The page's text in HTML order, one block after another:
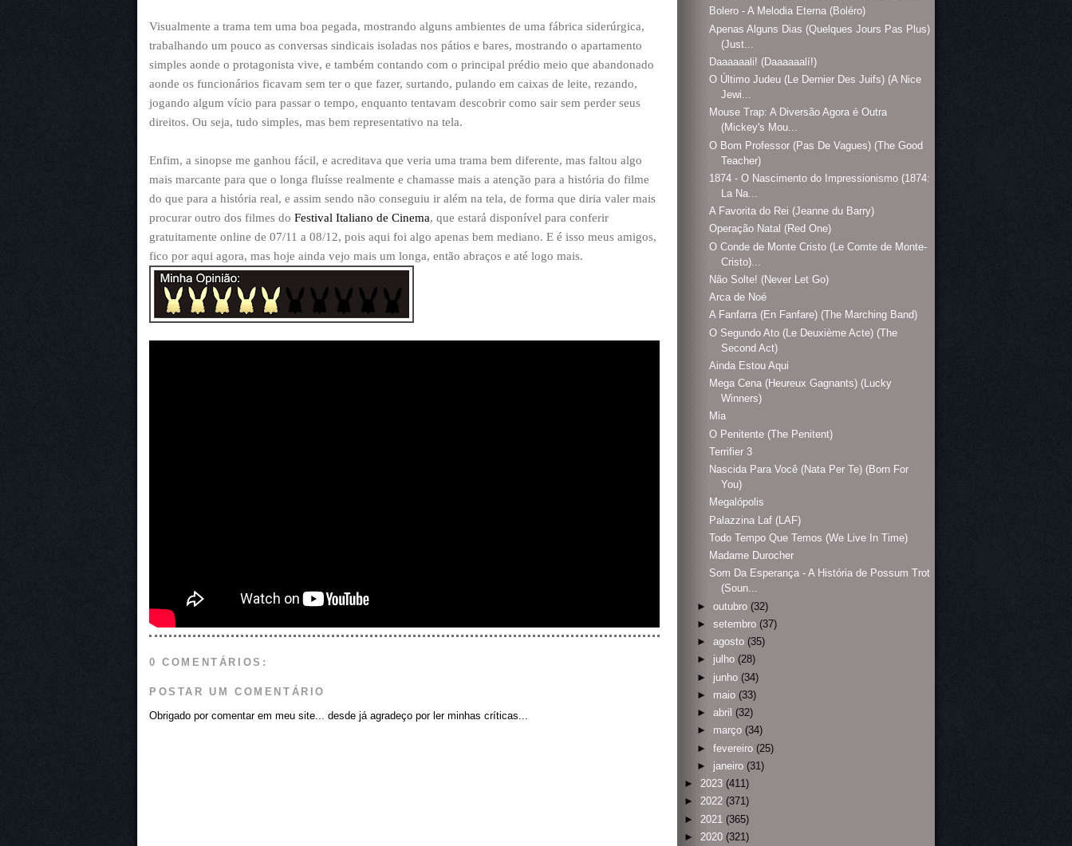
Visualmente a trama tem uma boa pegada, mostrando alguns ambientes de uma fábrica siderúrgica,
trabalhando um pouco as conversas sindicais isoladas nos pátios e bares, mostrando o apartamento
simples aonde o protagonista vive, e também contando com o principal prédio meio que abandonado
aonde os funcionários ficavam sem ter o que fazer, surtando, pulando em caixas de leite, rezando,
jogando algum vício para passar o tempo, enquanto tentavam descobrir como sair sem perder seus
direitos. Ou seja, tudo simples, mas bem representativo na tela.
Enfim, a sinopse me ganhou fácil, e acreditava que veria uma trama bem diferente, mas faltou algo
mais marcante para que o longa fluísse realmente e chamasse mais a atenção para a história do filme
do que para a história real, e assim sendo não conseguiu ir além na tela, de forma que diria valer mais
procurar outro dos filmes do Festival Italiano de Cinema, que estará disponível para conferir
gratuitamente online de 07/11 a 08/12, pois aqui foi algo apenas bem mediano. E é isso meus amigos,
fico por aqui agora, mas hoje ainda vejo mais um longa, então abraços e até logo mais.
0 COMENTÁRIOS:
POSTAR UM COMENTÁRIO
Obrigado por comentar em meu site... desde já agradeço por ler minhas críticas...
Bolero - A Melodia Eterna (Boléro)
Apenas Alguns Dias (Quelques Jours Pas Plus)
(Just...
Daaaaaali! (Daaaaaalí!)
O Último Judeu (Le Dernier Des Juifs) (A Nice
Jewi...
Mouse Trap: A Diversão Agora é Outra
(Mickey's Mou...
O Bom Professor (Pas De Vagues) (The Good
Teacher)
1874 - O Nascimento do Impressionismo (1874:
La Na...
A Favorita do Rei (Jeanne du Barry)
Operação Natal (Red One)
O Conde de Monte Cristo (Le Comte de Monte-
Cristo)...
Não Solte! (Never Let Go)
Arca de Noé
A Fanfarra (En Fanfare) (The Marching Band)
O Segundo Ato (Le Deuxième Acte) (The
Second Act)
Ainda Estou Aqui
Mega Cena (Heureux Gagnants) (Lucky
Winners)
Mia
O Penitente (The Penitent)
Terrifier 3
Nascida Para Você (Nata Per Te) (Born For
You)
Megalópolis
Palazzina Laf (LAF)
Todo Tempo Que Temos (We Live In Time)
Madame Durocher
Som Da Esperança - A História de Possum Trot
(Soun...
► outubro (32)
► setembro (37)
► agosto (35)
► julho (28)
► junho (34)
► maio (33)
► abril (32)
► março (34)
► fevereiro (25)
► janeiro (31)
► 2023 (411)
► 2022 (371)
► 2021 (365)
► 2020 (321)